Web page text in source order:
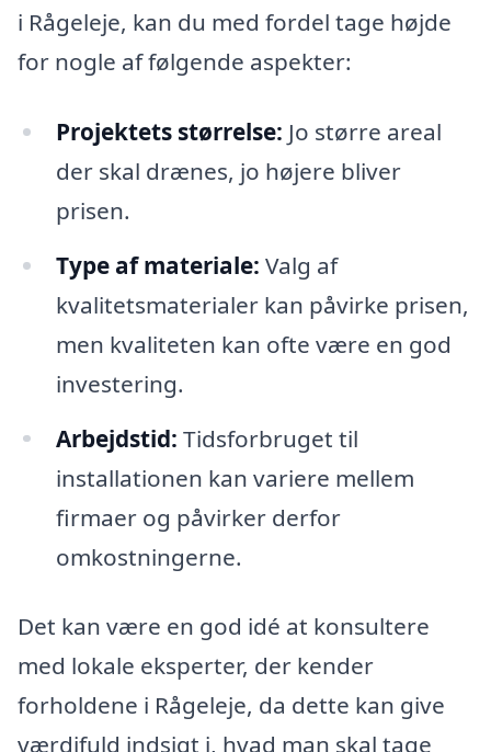
i Rågeleje, kan du med fordel tage højde
for nogle af følgende aspekter:
Projektets størrelse: Jo større areal
der skal drænes, jo højere bliver
prisen.
Type af materiale: Valg af
kvalitetsmaterialer kan påvirke prisen,
men kvaliteten kan ofte være en god
investering.
Arbejdstid: Tidsforbruget til
installationen kan variere mellem
firmaer og påvirker derfor
omkostningerne.
Det kan være en god idé at konsultere
med lokale eksperter, der kender
forholdene i Rågeleje, da dette kan give
værdifuld indsigt i, hvad man skal tage